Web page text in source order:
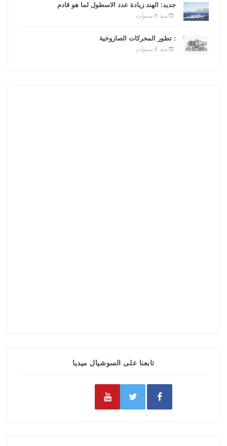
جديد: الهند زيادة عدد الأسطول لما هو قادم
منذ 8 سنوات
: تطور المحركات الصاروخية
منذ 6 سنوات
تابعنا على السوشيال ميديا